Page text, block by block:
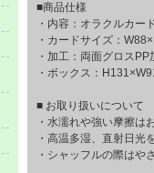
■商品仕様
・内容：オラクルカー
・カードサイズ：
・加工：両面グロスPP
・ボックス：
■ お取り扱いについて
・水濡れや強い摩擦は
・高温多湿、直射日光
・シャッフルの際はや